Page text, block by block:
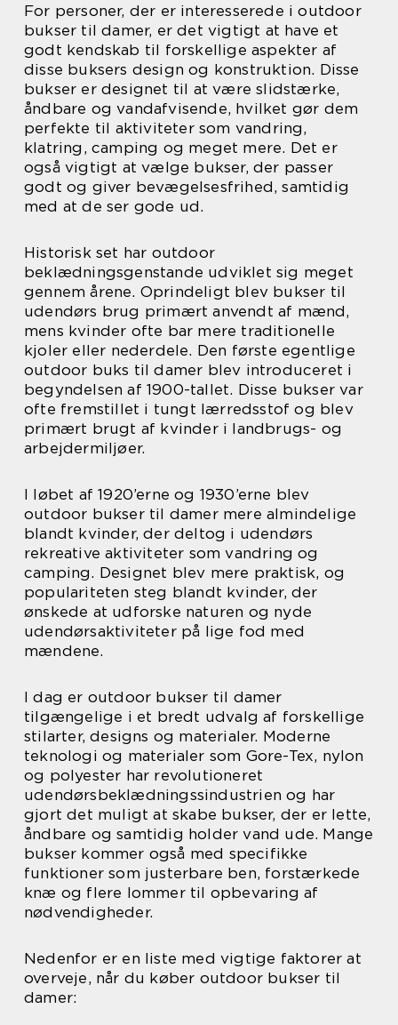
For personer, der er interesserede i outdoor
bukser til damer, er det vigtigt at have et
godt kendskab til forskellige aspekter af
disse buksers design og konstruktion. Disse
bukser er designet til at være slidstærke,
åndbare og vandafvisende, hvilket gør dem
perfekte til aktiviteter som vandring,
klatring, camping og meget mere. Det er
også vigtigt at vælge bukser, der passer
godt og giver bevægelsesfrihed, samtidig
med at de ser gode ud.
Historisk set har outdoor
beklædningsgenstande udviklet sig meget
gennem årene. Oprindeligt blev bukser til
udendørs brug primært anvendt af mænd,
mens kvinder ofte bar mere traditionelle
kjoler eller nederdele. Den første egentlige
outdoor buks til damer blev introduceret i
begyndelsen af 1900-tallet. Disse bukser var
ofte fremstillet i tungt lærredsstof og blev
primært brugt af kvinder i landbrugs- og
arbejdermiljøer.
I løbet af 1920’erne og 1930’erne blev
outdoor bukser til damer mere almindelige
blandt kvinder, der deltog i udendørs
rekreative aktiviteter som vandring og
camping. Designet blev mere praktisk, og
populariteten steg blandt kvinder, der
ønskede at udforske naturen og nyde
udendørsaktiviteter på lige fod med
mændene.
I dag er outdoor bukser til damer
tilgængelige i et bredt udvalg af forskellige
stilarter, designs og materialer. Moderne
teknologi og materialer som Gore-Tex, nylon
og polyester har revolutioneret
udendørsbeklædningssindustrien og har
gjort det muligt at skabe bukser, der er lette,
åndbare og samtidig holder vand ude. Mange
bukser kommer også med specifikke
funktioner som justerbare ben, forstærkede
knæ og flere lommer til opbevaring af
nødvendigheder.
Nedenfor er en liste med vigtige faktorer at
overveje, når du køber outdoor bukser til
damer: